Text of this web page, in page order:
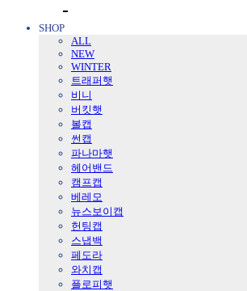
SHOP
ALL
NEW
WINTER
트래퍼햇
비니
버킷햇
볼캡
썬캡
파나마햇
헤어밴드
캠프캡
베레모
뉴스보이캡
헌팅캡
스냅백
페도라
와치캡
플로피햇